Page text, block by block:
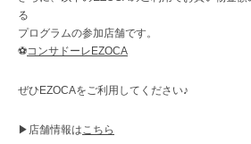
る
プログラムの参加店舗です。
⚽️コンサドーレEZOCA
ぜひEZOCAをご利用してください♪
▶︎店舗情報はこちら